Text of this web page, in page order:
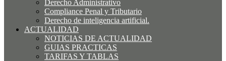
Derecho Administrativo
Compliance Penal y Tributario
Derecho de inteligencia artificial.
ACTUALIDAD
NOTICIAS DE ACTUALIDAD
GUIAS PRACTICAS
TARIFAS Y TABLAS